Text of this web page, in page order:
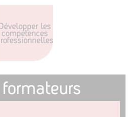
les
compétences